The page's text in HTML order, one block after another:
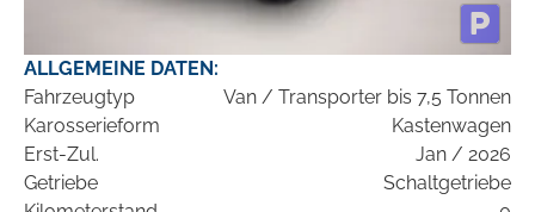
ALLGEMEINE DATEN:
Fahrzeugtyp
Van / Transporter bis 7,5 Tonnen
Karosserieform
Kastenwagen
Erst-Zul.
Jan / 2026
Getriebe
Schaltgetriebe